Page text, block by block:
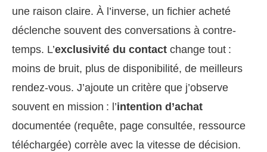
une raison claire. À l’inverse, un fichier acheté
déclenche souvent des conversations à contre-
temps. L’exclusivité du contact change tout :
moins de bruit, plus de disponibilité, de meilleurs
rendez-vous. J’ajoute un critère que j’observe
souvent en mission : l’intention d’achat
documentée (requête, page consultée, ressource
téléchargée) corrèle avec la vitesse de décision.